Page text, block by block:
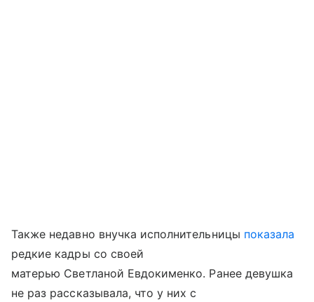
Также недавно внучка исполнительницы показала
редкие кадры со своей
матерью Светланой Евдокименко. Ранее девушка
не раз рассказывала, что у них с